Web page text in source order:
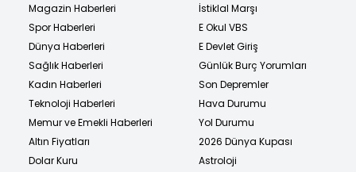
Magazin Haberleri
Spor Haberleri
Dünya Haberleri
Sağlık Haberleri
Kadın Haberleri
Teknoloji Haberleri
Memur ve Emekli Haberleri
Altın Fiyatları
Dolar Kuru
İstiklal Marşı
E Okul VBS
E Devlet Giriş
Günlük Burç Yorumları
Son Depremler
Hava Durumu
Yol Durumu
2026 Dünya Kupası
Astroloji